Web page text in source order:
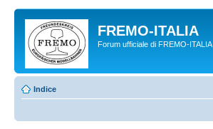
FREMO-ITALIA
Forum ufficiale di FREMO-ITALIA
Indice